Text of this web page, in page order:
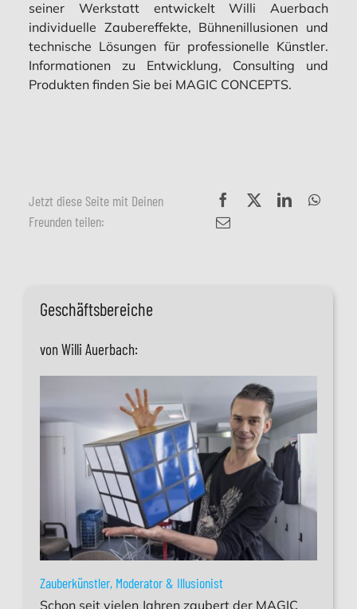
seiner Werkstatt entwickelt Willi Auerbach
individuelle Zaubereffekte, Bühnenillusionen und
technische Lösungen für professionelle Künstler.
Informationen zu Entwicklung, Consulting und
Produkten finden Sie bei MAGIC CONCEPTS.
Jetzt diese Seite mit Deinen
Freunden teilen:
Geschäftsbereiche
von Willi Auerbach:
Zauberkünstler, Moderator & Illusionist
Schon seit vielen Jahren zaubert der MAGIC